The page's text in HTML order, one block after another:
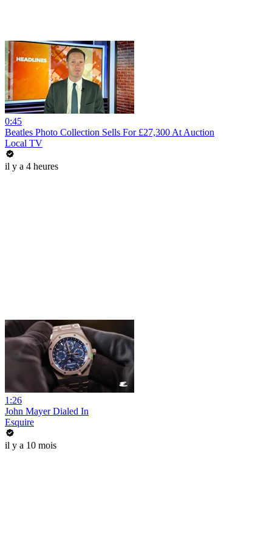
0:45
Beatles Photo Collection Sells For £27,300 At Auction
Local TV
il y a 4 heures
1:26
John Mayer Dialed In
Esquire
il y a 10 mois